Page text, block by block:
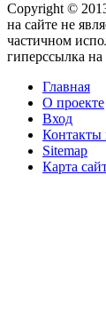
Copyright ©
на сайте не
частичном
гиперссылка на
Главная
О проекте
Вход
Контакты
Sitemap
Карта